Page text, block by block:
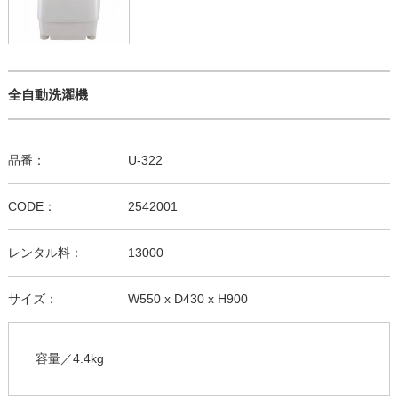
全自動洗濯機
品番： U-322
CODE： 2542001
レンタル料： 13000
サイズ： W550 x D430 x H900
容量／4.4kg